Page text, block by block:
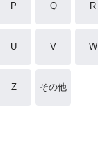
P Q R
U V W
Z その他